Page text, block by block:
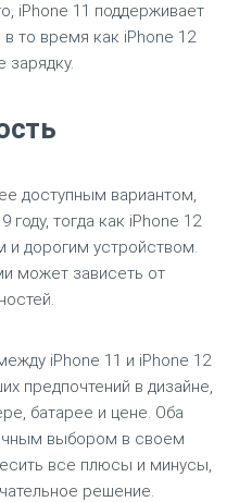
iPhone 11 поддерживает
то время как iPhone 12
зарядку.
доступным вариантом,
году, тогда как iPhone 12
и дорогим устройством.
может зависеть от
iPhone 11 и iPhone 12
предпочтений в дизайне,
батарее и цене. Оба
выбором в своем
все плюсы и минусы,
решение.